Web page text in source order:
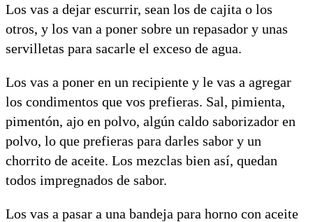
Los vas a dejar escurrir, sean los de cajita o los
otros, y los van a poner sobre un repasador y unas
servilletas para sacarle el exceso de agua.
Los vas a poner en un recipiente y le vas a agregar
los condimentos que vos prefieras. Sal, pimienta,
pimentón, ajo en polvo, algún caldo saborizador en
polvo, lo que prefieras para darles sabor y un
chorrito de aceite. Los mezclas bien así, quedan
todos impregnados de sabor.
Los vas a pasar a una bandeja para horno con aceite